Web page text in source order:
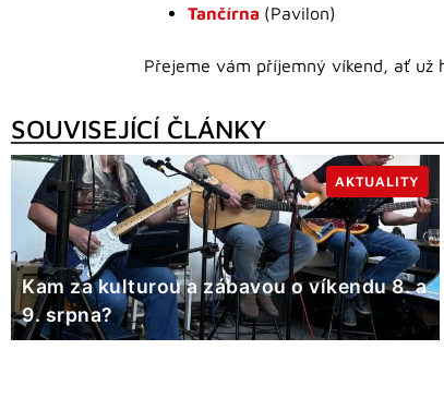
Tančírna (Pavilon)
Přejeme vám příjemný víkend, ať už
SOUVISEJÍCÍ ČLÁNKY
Kam za kulturou a zábavou o víkendu 8. a
9. srpna?
AKTUALITY